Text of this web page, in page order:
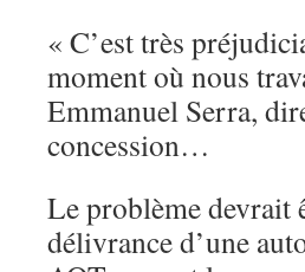
« C’est très
moment où nous
Emmanuel Serra,
concession…
Le problème devrait
délivrance d’une